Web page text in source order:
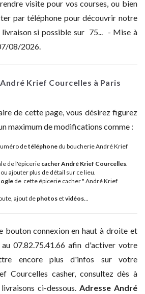
visite pour vos courses, ou bien
par téléphone pour découvrir notre
livraison si possible sur 75... - Mise à
08/2026.
Krief Courcelles à Paris
de cette page, vous désirez figurez
maximum de modifications comme :
detéléphone du boucherie André Krief
de l'épicerie cacher André Krief Courcelles
ou ajouter plus de détail sur ce lieu.
de cette épicerie cacher " André Krief
ajout de photos etvidéos
bouton connexion en haut à droite et
07.82.75.41.66 afin d'activer votre
encore plus d'infos sur votre
Courcelles casher, consultez dès à
ci-dessous. Adresse André